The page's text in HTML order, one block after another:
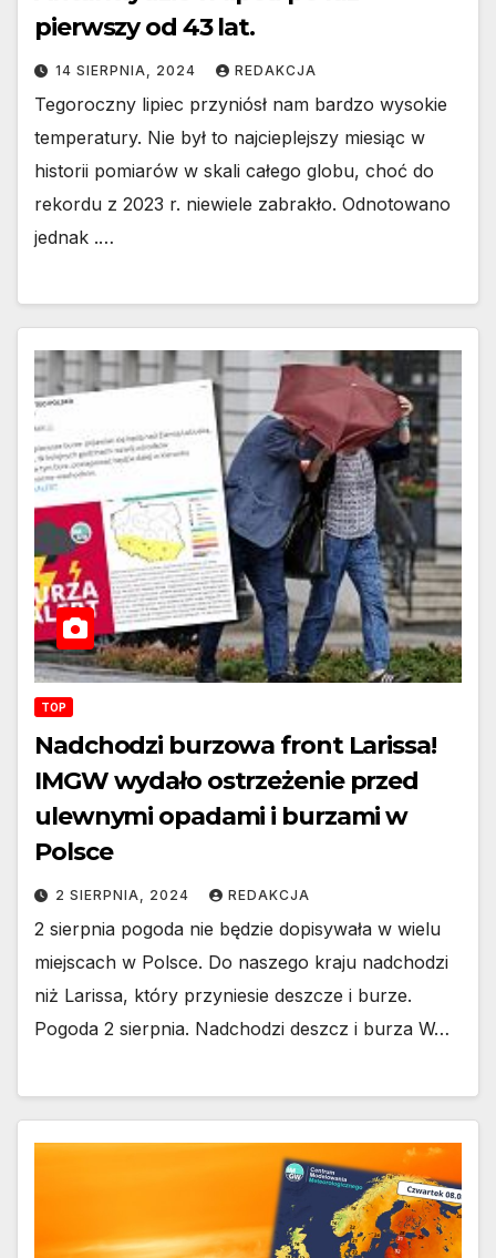
pierwszy od 43 lat.
14 SIERPNIA, 2024 REDAKCJA
Tegoroczny lipiec przyniósł nam bardzo wysokie
temperatury. Nie był to najcieplejszy miesiąc w
historii pomiarów w skali całego globu, choć do
rekordu z 2023 r. niewiele zabrakło. Odnotowano
jednak .…
TOP
Nadchodzi burzowa front Larissa!
IMGW wydało ostrzeżenie przed
ulewnymi opadami i burzami w
Polsce
2 SIERPNIA, 2024 REDAKCJA
2 sierpnia pogoda nie będzie dopisywała w wielu
miejscach w Polsce. Do naszego kraju nadchodzi
niż Larissa, który przyniesie deszcze i burze.
Pogoda 2 sierpnia. Nadchodzi deszcz i burza W…